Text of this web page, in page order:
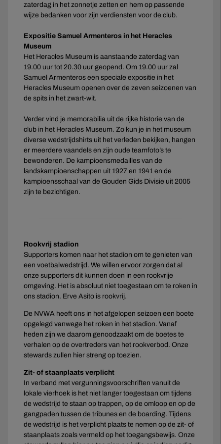
zaterdag in het zonnetje zetten en hem op passende
wijze bedanken voor zijn verdiensten voor de club.
Expositie Samuel Armenteros in het Heracles
Museum
Het Heracles Museum is aanstaande zaterdag van
19.00 uur tot 20.30 uur geopend. Om 19.00 uur zal
Samuel Armenteros een speciale expositie in het
Heracles Museum openen over de zeven seizoenen van
de spits in het zwart-wit.
Verder vind je memorabilia uit de rijke historie van de
club in het Heracles Museum. Zo kun je in het museum
diverse wedstrijdshirts uit het verleden bekijken, hangen
er meerdere vaandels en zijn oude teamfoto’s te
bewonderen. De kampioensmedailles van de
landskampioenschappen uit 1927 en 1941 en de
kampioensschaal van de Gouden Gids Divisie uit 2005
zijn te bezichtigen.
Rookvrij stadion
Supporters komen naar het stadion om te genieten van
een voetbalwedstrijd. We willen ervoor zorgen dat al
onze supporters dit kunnen doen in een rookvrije
omgeving. Het is absoluut niet toegestaan om te roken in
ons stadion. Erve Asito is rookvrij.
De NVWA heeft ons in het afgelopen seizoen een boete
opgelegd vanwege het roken in het stadion. Vanaf
heden zijn we daarom genoodzaakt om de boetes te
verhalen op de overtreders van het rookverbod. Onze
stewards zullen hier streng op toezien.
Zit- of staanplaats verplicht
In verband met vergunningsvoorschriften vanuit de
lokale vierhoek is het niet langer toegestaan om tijdens
de wedstrijd te staan op trappen, op de omloop en op de
gangpaden tussen de tribunes en de boarding. Tijdens
de wedstrijd is het verplicht plaats te nemen op de zit- of
staanplaats zoals vermeld op het toegangsbewijs. Onze